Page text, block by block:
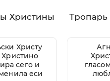
Христины
Христу
сего и
еси